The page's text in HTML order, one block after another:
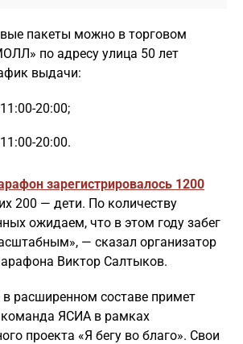
пакеты можно в торговом
по адресу улица 50 лет
выдачи:
20:00;
20:00.
зарегистрировалось 1200
200 — дети. По количеству
ожидаем, что в этом году забег
— сказал организатор
Виктор Салтыков.
расширенном составе примет
команда ЯСИА в рамках
проекта «Я бегу во благо». Свои